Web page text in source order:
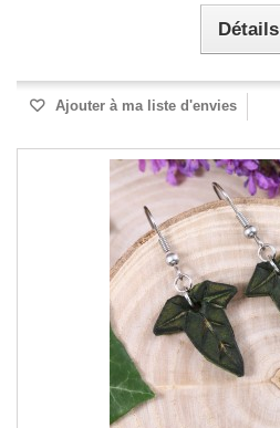
Détails
Ajouter à ma liste d'envies